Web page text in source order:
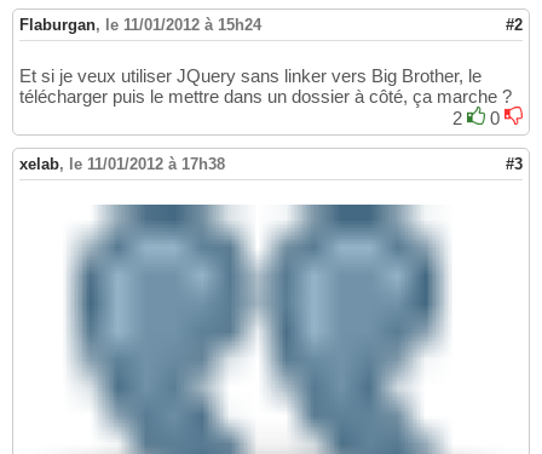
Flaburgan, le 11/01/2012 à 15h24 #2
Et si je veux utiliser JQuery sans linker vers Big Brother, le
télécharger puis le mettre dans un dossier à côté, ça marche ?
2
0
xelab, le 11/01/2012 à 17h38 #3